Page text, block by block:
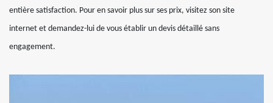
entière satisfaction. Pour en savoir plus sur ses prix, visitez son site
internet et demandez-lui de vous établir un devis détaillé sans
engagement.